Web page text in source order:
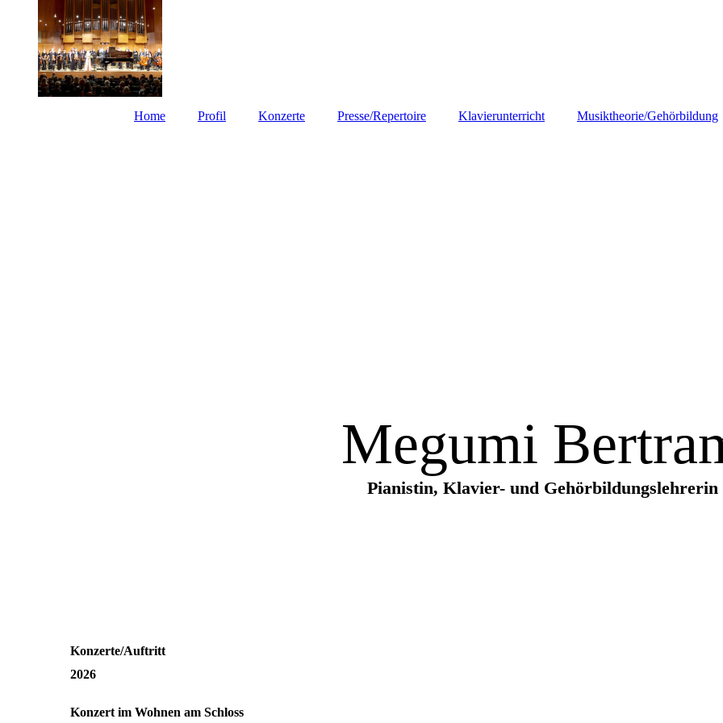
Home Profil Konzerte Presse/Repertoire Klavierunterricht Musiktheorie/Gehörbildung
Megumi
Pianistin, Klavier- und Gehörbildungslehrerin
Konzerte/Auftritt
2026
Konzert im Wohnen am Schloss